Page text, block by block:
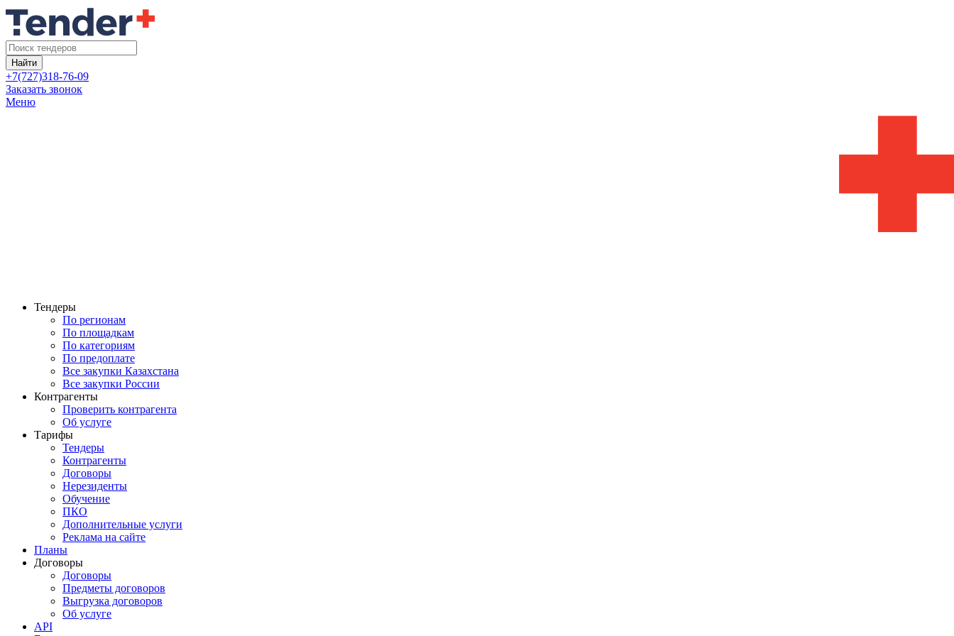
Найти
+7(727)318-76-09
Заказать звонок
Меню
Тендеры
По регионам
По площадкам
По категориям
По предоплате
Все закупки Казахстана
Все закупки России
Контрагенты
Проверить контрагента
Об услуге
Тарифы
Тендеры
Контрагенты
Договоры
Нерезиденты
Обучение
ПКО
Дополнительные услуги
Реклама на сайте
Планы
Договоры
Договоры
Предметы договоров
Выгрузка договоров
Об услуге
API